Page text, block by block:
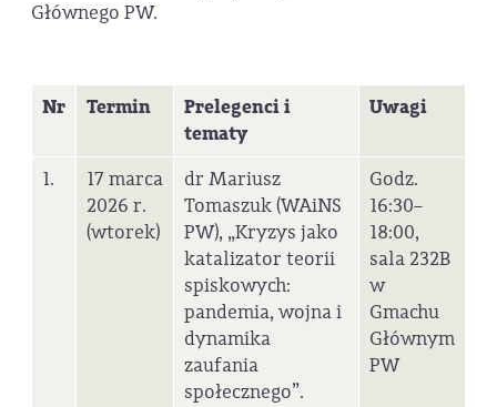
Głównego PW.
Nr Termin
Prelegenci i
tematy
Uwagi
1.
17 marca
2026 r.
(wtorek)
dr Mariusz
Tomaszuk (WAiNS
PW), „Kryzys jako
katalizator teorii
spiskowych:
pandemia, wojna i
dynamika
zaufania
społecznego”.
Godz.
16:30–
18:00,
sala 232B
w
Gmachu
Głównym
PW